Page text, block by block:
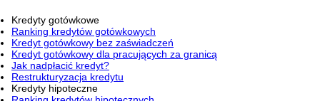
Kredyty gotówkowe
Ranking kredytów gotówkowych
Kredyt gotówkowy bez zaświadczeń
Kredyt gotówkowy dla pracujących za granicą
Jak nadpłacić kredyt?
Restrukturyzacja kredytu
Kredyty hipoteczne